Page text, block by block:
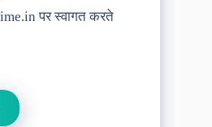
पर स्वागत करते